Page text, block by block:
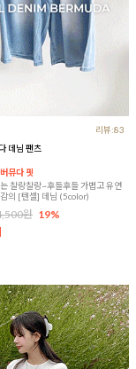
리뷰:83
데님 팬츠
뮤다 핏
찰랑찰랑~후들후들 가볍고 유연
의 [텐셀] 데님 (5color)
원 19%